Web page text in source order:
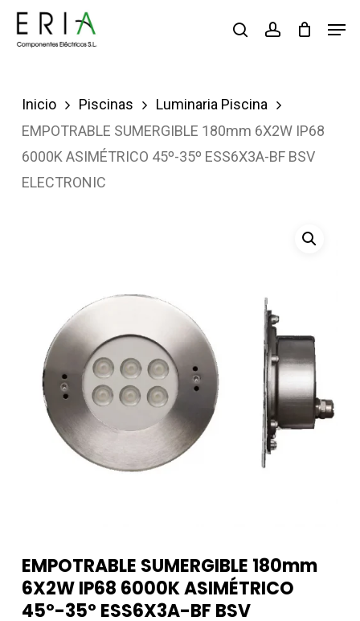
Saltar
buscaraccount
Inicio Piscinas
Luminaria Piscina
EMPOTRABLE SUMERGIBLE 180mm 6X2W IP68
6000K ASIMÉTRICO 45º-35º ESS6X3A-BF BSV
ELECTRONIC
EMPOTRABLE SUMERGIBLE 180mm
6X2W IP68 6000K ASIMÉTRICO
45º-35º ESS6X3A-BF BSV